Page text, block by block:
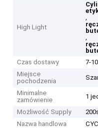
High Light
,
,
Czas dostawy
7-
Miejsce
pochodzenia
Minimalne
zamówienie
1
Możliwość Supply
Nazwa handlowa